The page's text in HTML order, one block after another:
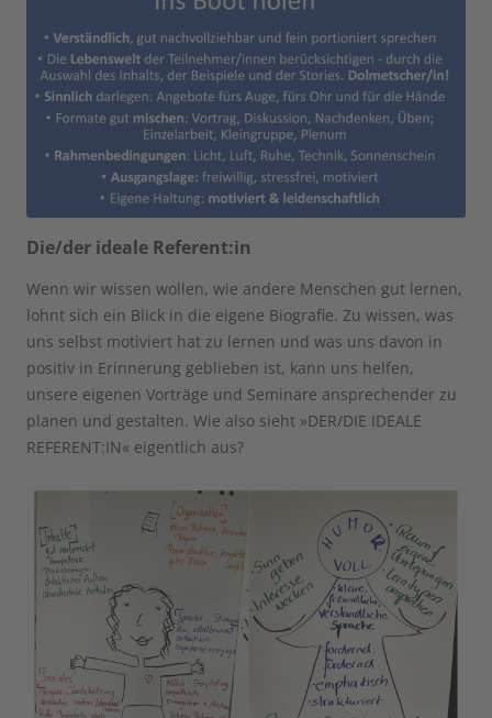
Die/der ideale Referent:in
Wenn wir wissen wollen, wie andere Menschen gut lernen,
lohnt sich ein Blick in die eigene Biografie. Zu wissen, was
uns selbst motiviert hat zu lernen und was uns davon in
positiv in Erinnerung geblieben ist, kann uns helfen,
unsere eigenen Vorträge und Seminare ansprechender zu
planen und gestalten. Wie also sieht »DER/DIE IDEALE
REFERENT:IN« eigentlich aus?